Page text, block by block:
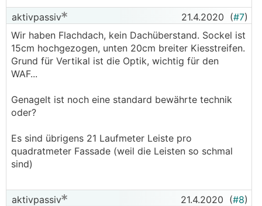
aktivpassiv 21.4.2020 (#7)
Wir haben Flachdach, kein Dachüberstand. Sockel ist
15cm hochgezogen, unten 20cm breiter Kiesstreifen.
Grund für Vertikal ist die Optik, wichtig für den
WAF...
Genagelt ist noch eine standard bewährte technik
oder?
Es sind übrigens 21 Laufmeter Leiste pro
quadratmeter Fassade (weil die Leisten so schmal
sind)
aktivpassiv 21.4.2020 (#8)